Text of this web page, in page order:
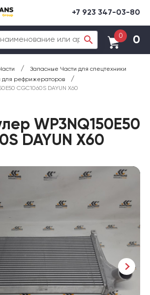
+7 923 347-03-80
0 0
/ Запасные Части для спецтехники
для рефрижераторов /
CGC1060S DAYUN X60
WP3NQ150E50
DAYUN X60